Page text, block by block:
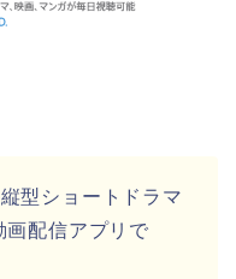
型ショートドラマ
画配信アプリで